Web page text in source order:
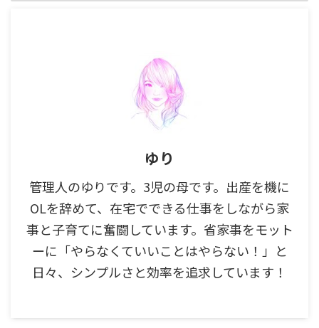
ゆり
管理人のゆりです。3児の母です。出産を機に
OLを辞めて、在宅でできる仕事をしながら家
事と子育てに奮闘しています。省家事をモット
ーに「やらなくていいことはやらない！」と
日々、シンプルさと効率を追求しています！